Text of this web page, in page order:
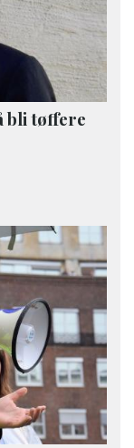
bli tøffere